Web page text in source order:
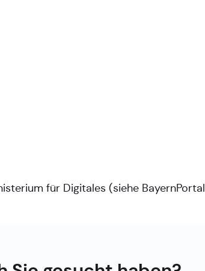
für Digitales (siehe BayernPortal